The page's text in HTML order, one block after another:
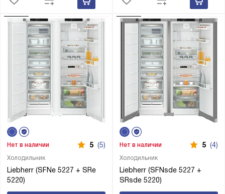
Холодильник
Liebherr (SFNe 5227 + SRe
5220)
Нет в наличии 5 (5)
Холодильник
Liebherr (SFNsde 5227 +
SRsde 5220)
Нет в наличии 5 (4)